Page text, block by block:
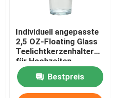
Individuell angepasste
2,5 OZ-Floating Glass
Teelichtkerzenhalter
für Hochzeiten
Bestpreis